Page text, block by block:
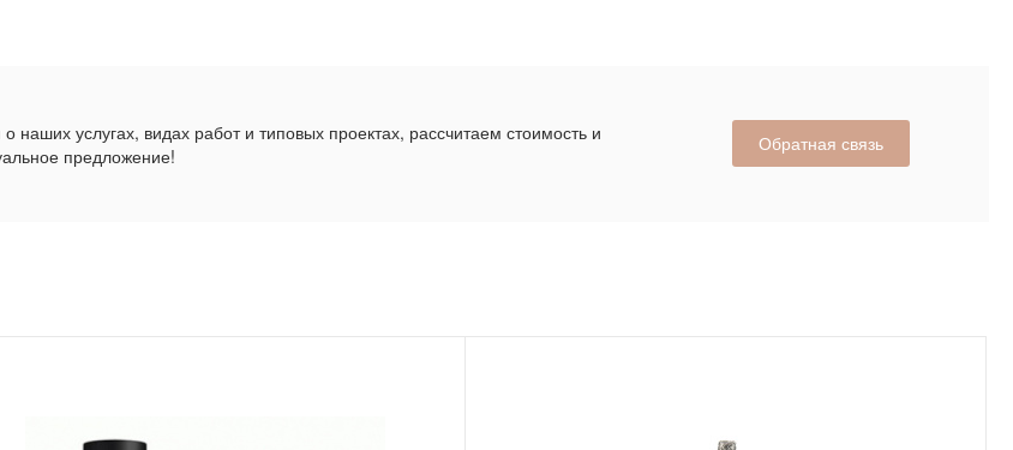
наших услугах, видах работ и типовых проектах, рассчитаем стоимость и
предложение!
Обратная связь